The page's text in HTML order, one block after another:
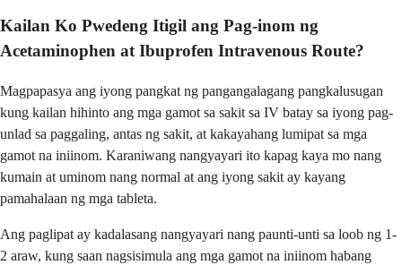
Kailan Ko Pwedeng Itigil ang Pag-inom ng
Acetaminophen at Ibuprofen Intravenous Route?
Magpapasya ang iyong pangkat ng pangangalagang pangkalusugan
kung kailan hihinto ang mga gamot sa sakit sa IV batay sa iyong pag-
unlad sa paggaling, antas ng sakit, at kakayahang lumipat sa mga
gamot na iniinom. Karaniwang nangyayari ito kapag kaya mo nang
kumain at uminom nang normal at ang iyong sakit ay kayang
pamahalaan ng mga tableta.
Ang paglipat ay kadalasang nangyayari nang paunti-unti sa loob ng 1-
2 araw, kung saan nagsisimula ang mga gamot na iniinom habang